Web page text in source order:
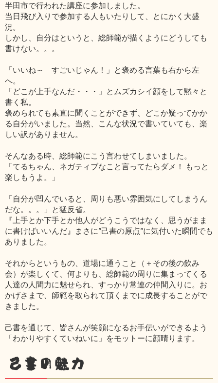
半田市で行われた講座に参加しました。
当日飛び入りで参加する人もいたりして、とにかく大盛
況。
しかし、自分はというと、総師範が描くようにどうしても
書けない。。。
「いいね～ すごいじゃん！」と褒める言葉も右から左
へ。
「どこが上手なんだ・・・」とムズカシイ顔をして黙々と
書く私。
褒められても素直に聞くことができず、どこか疑ってかか
る自分がいました。当然、こんな状況で書いていても、楽
しい訳がありません。
そんなある時、総師範にこう言わせてしまいました。
「てるちゃん、ネガティブなこと言ってたらダメ！ もっと
楽しもうよ。」
「自分が凹んでいると、周りも悪い雰囲気にしてしまうん
だな。。。」と猛反省。
『上手とか下手とか他人がどうこうではなく、思うがまま
に書けばいいんだ』まさに”己書の原点”に気付いた瞬間でも
ありました。
それからというもの、道場に通うこと（＋その後の飲み
会）が楽しくて、何よりも、総師範の周りに集まってくる
人達の人間力に魅せられ、すっかり常連の仲間入りに。お
かげさまで、師範を取られて頂くまでに成長することがで
きました。
己書を通じて、皆さんが笑顔になるお手伝いができるよう
「わかりやすくていねいに」をモットーに顔晴ります。
己書の魅力